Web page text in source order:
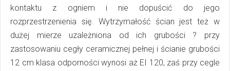
kontaktu z ogniem i nie dopuścić do jego
rozprzestrzenienia się. Wytrzymałość ścian jest też w
dużej mierze uzależniona od ich grubości ? przy
zastosowaniu cegły ceramicznej pełnej i ścianie grubości
12 cm klasa odporności wynosi aż EI 120, zaś przy cegle